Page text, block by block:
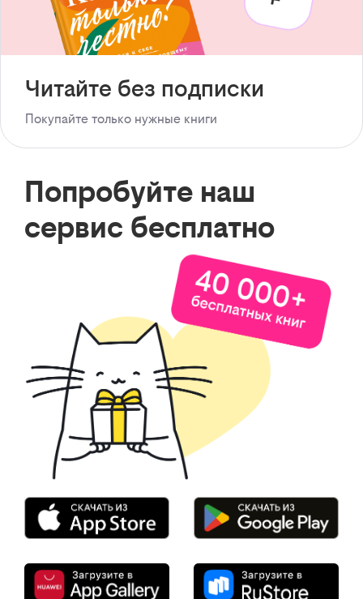
Читайте без подписки
Покупайте только нужные книги
Попробуйте наш
сервис бесплатно